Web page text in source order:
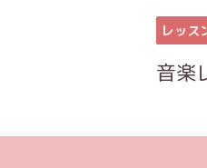
レッス
音楽